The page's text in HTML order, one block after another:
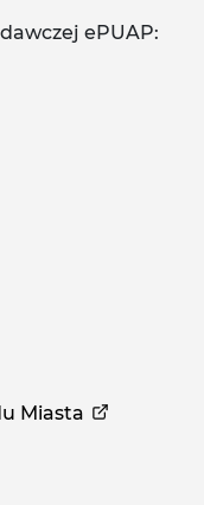
ePUAP:
Miasta